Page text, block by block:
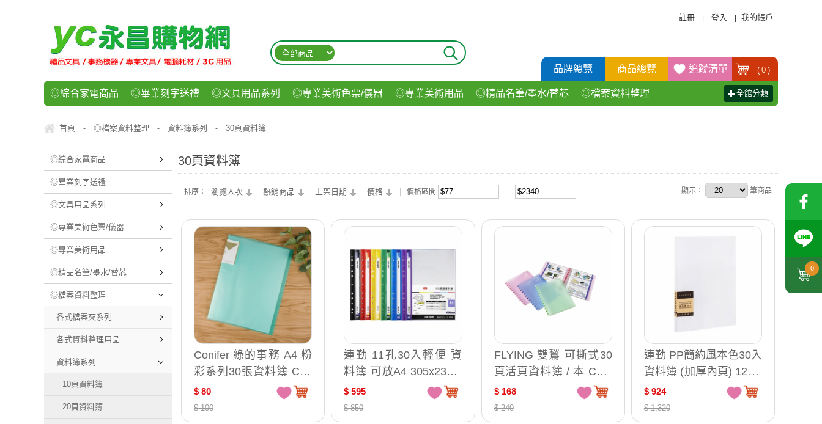
0
註冊 登入 我的帳戶
品牌總覽 商品總覽 追蹤清單 ( 0 )
◎綜合家電商品 ◎畢業刻字送禮 ◎文具用品系列 ◎專業美術色票/儀器 ◎專業美術用品 ◎精品名筆/墨水/替芯 ◎檔案資料整理
◎運動/休閒/樂器 ◎客製化禮贈品 ◎食品/零食/飲料
全館分類
首頁 - ◎檔案資料整理 - 資料簿系列 - 30頁資料簿
◎綜合家電商品
◎畢業刻字送禮
◎文具用品系列
◎專業美術色票/儀器
◎專業美術用品
◎精品名筆/墨水/替芯
◎檔案資料整理
各式檔案夾系列
各式資料整理用品
資料簿系列
10頁資料簿
20頁資料簿
30頁資料簿
排序： 瀏覽人次 熱銷商品 上架日期 價格 價格區間 顯示： 筆商品
Conifer 綠的事務 A4 粉
彩系列30張資料簿 C30
AD
$ 80
$ 100
連勤 11孔30入輕便 資
料簿 可放A4 305x235m
m（無名片袋）10本入 /
組 LC-383-0
$ 595
$ 850
FLYING 雙鶖 可撕式30
頁活頁資料簿 / 本 CL-9
740
$ 168
$ 240
連勤 PP簡約風本色30入
資料簿 (加厚內頁) 12本/
箱 LCW30
$ 924
$ 1,320